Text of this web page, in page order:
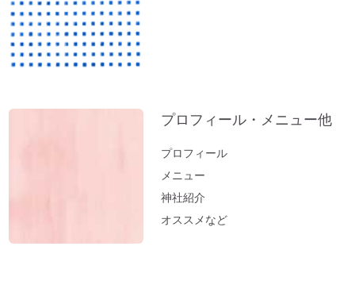
で思うこと
ペットヒーリング（お散歩コースに霊体さ
んがいるとフリーズするワンコ）
結果が・・・。地球も波動上昇中♪
実家の断捨離（冷蔵庫編）
邪気の出し方～足裏トントン
「難」がないのは「無難な人生」
開運おそうじ（洗濯編）部屋干しのニオイ
はこれで解決
プロフィール・メニュー他
プロフィール
メニュー
神社紹介
オススメなど